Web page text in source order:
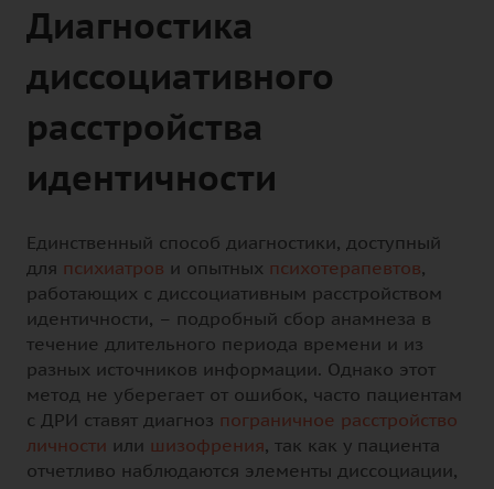
Диагностика
диссоциативного
расстройства
идентичности
Единственный способ диагностики, доступный
для психиатров и опытных психотерапевтов,
работающих с диссоциативным расстройством
идентичности, – подробный сбор анамнеза в
течение длительного периода времени и из
разных источников информации. Однако этот
метод не уберегает от ошибок, часто пациентам
с ДРИ ставят диагноз пограничное расстройство
личности или шизофрения, так как у пациента
отчетливо наблюдаются элементы диссоциации,